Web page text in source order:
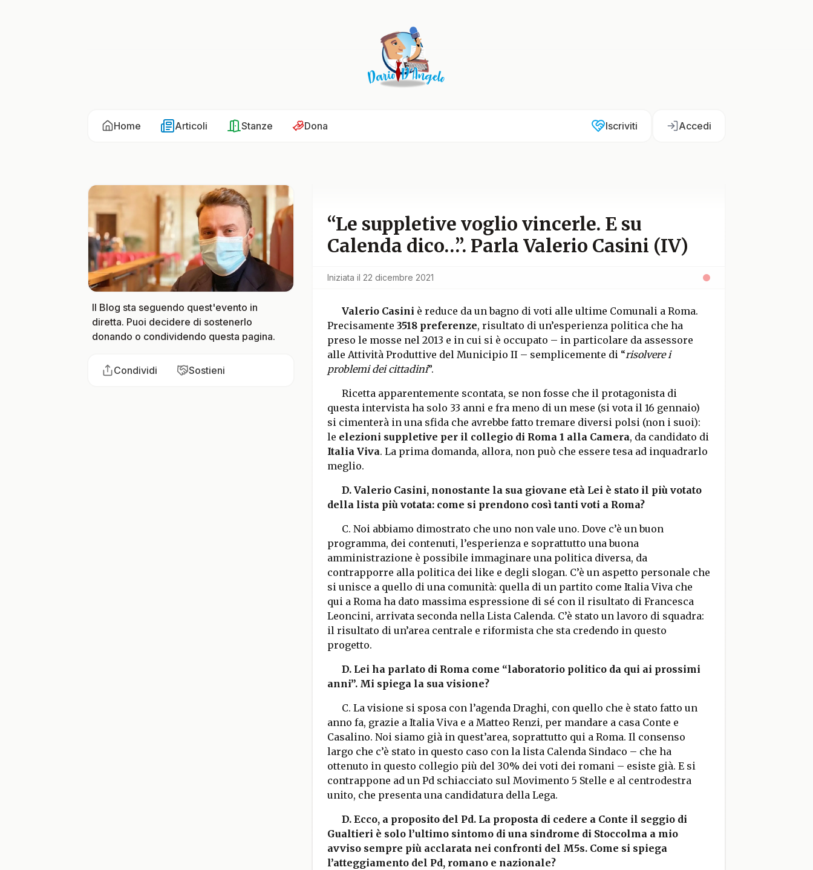
Home Articoli Stanze Dona Iscriviti Accedi
Il Blog sta seguendo quest'evento in
diretta. Puoi decidere di sostenerlo
donando o condividendo questa pagina.
Condividi Sostieni
“Le suppletive voglio vincerle. E su
Calenda dico…”. Parla Valerio Casini (IV)
Iniziata il 22 dicembre 2021
Valerio Casini è reduce da un bagno di voti alle ultime Comunali a Roma.
Precisamente 3518 preferenze, risultato di un’esperienza politica che ha
preso le mosse nel 2013 e in cui si è occupato – in particolare da assessore
alle Attività Produttive del Municipio II – semplicemente di “risolvere i
problemi dei cittadini”.
Ricetta apparentemente scontata, se non fosse che il protagonista di
questa intervista ha solo 33 anni e fra meno di un mese (si vota il 16 gennaio)
si cimenterà in una sfida che avrebbe fatto tremare diversi polsi (non i suoi):
le elezioni suppletive per il collegio di Roma 1 alla Camera, da candidato di
Italia Viva. La prima domanda, allora, non può che essere tesa ad inquadrarlo
meglio.
D. Valerio Casini, nonostante la sua giovane età Lei è stato il più votato
della lista più votata: come si prendono così tanti voti a Roma?
C. Noi abbiamo dimostrato che uno non vale uno. Dove c’è un buon
programma, dei contenuti, l’esperienza e soprattutto una buona
amministrazione è possibile immaginare una politica diversa, da
contrapporre alla politica dei like e degli slogan. C’è un aspetto personale che
si unisce a quello di una comunità: quella di un partito come Italia Viva che
qui a Roma ha dato massima espressione di sé con il risultato di Francesca
Leoncini, arrivata seconda nella Lista Calenda. C’è stato un lavoro di squadra:
il risultato di un’area centrale e riformista che sta credendo in questo
progetto.
D. Lei ha parlato di Roma come “laboratorio politico da qui ai prossimi
anni”. Mi spiega la sua visione?
C. La visione si sposa con l’agenda Draghi, con quello che è stato fatto un
anno fa, grazie a Italia Viva e a Matteo Renzi, per mandare a casa Conte e
Casalino. Noi siamo già in quest’area, soprattutto qui a Roma. Il consenso
largo che c’è stato in questo caso con la lista Calenda Sindaco – che ha
ottenuto in questo collegio più del 30% dei voti dei romani – esiste già. E si
contrappone ad un Pd schiacciato sul Movimento 5 Stelle e al centrodestra
unito, che presenta una candidatura della Lega.
D. Ecco, a proposito del Pd. La proposta di cedere a Conte il seggio di
Gualtieri è solo l’ultimo sintomo di una sindrome di Stoccolma a mio
avviso sempre più acclarata nei confronti del M5s. Come si spiega
l’atteggiamento del Pd, romano e nazionale?